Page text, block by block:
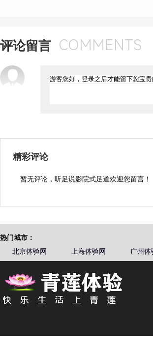
评论留言 COMMENTS
精彩评论
暂无评论，听足说影院式足道欢迎您留言！
热门城市：
北京体验网
上海体验网 广州体